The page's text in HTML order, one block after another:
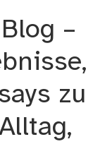
–
zu